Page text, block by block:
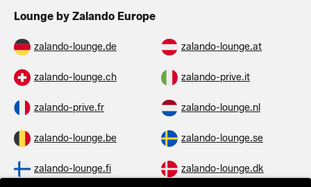
Lounge by Zalando Europe
zalando-lounge.de zalando-lounge.at
zalando-lounge.ch zalando-prive.it
zalando-prive.fr zalando-lounge.nl
zalando-lounge.be zalando-lounge.se
zalando-lounge.fi zalando-lounge.dk